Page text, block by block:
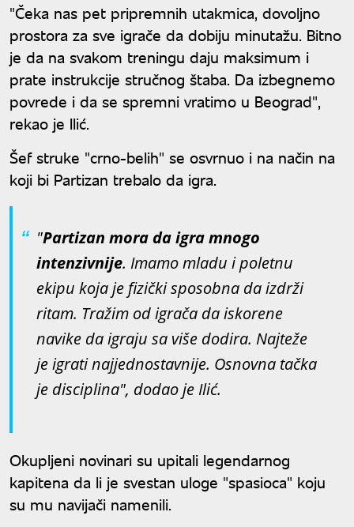
"Čeka nas pet pripremnih utakmica, dovoljno
prostora za sve igrače da dobiju minutažu. Bitno
je da na svakom treningu daju maksimum i
prate instrukcije stručnog štaba. Da izbegnemo
povrede i da se spremni vratimo u Beograd",
rekao je Ilić.
Šef struke "crno-belih" se osvrnuo i na način na
koji bi Partizan trebalo da igra.
"Partizan mora da igra mnogo
intenzivnije. Imamo mladu i poletnu
ekipu koja je fizički sposobna da izdrži
ritam. Tražim od igrača da iskorene
navike da igraju sa više dodira. Najteže
je igrati najjednostavnije. Osnovna tačka
je disciplina", dodao je Ilić.
Okupljeni novinari su upitali legendarnog
kapitena da li je svestan uloge "spasioca" koju
su mu navijači namenili.